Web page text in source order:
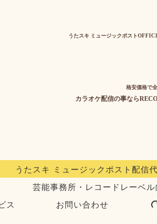
うたスキ ミュージックポスト
格安価格で
カラオケ配信の事なら
うたスキ ミュージックポスト配信
芸能事務所・レコードレーベ
ス
お問い合わせ